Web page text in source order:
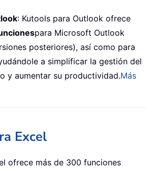
: Kutools para Outlook ofrece
para Microsoft Outlook
posteriores), así como para
a simplificar la gestión del
y aumentar su productividad.Más
Excel
ofrece más de 300 funciones